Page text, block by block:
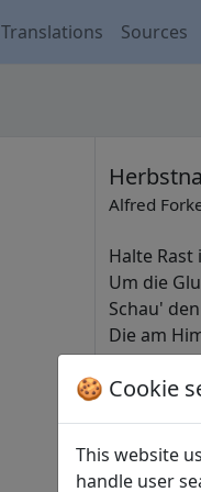
Translations Sources
Alfred
Halte Rast
Um die
Schau'
Die am
Und das
Harret
🍪 Cookie
This website
handle user